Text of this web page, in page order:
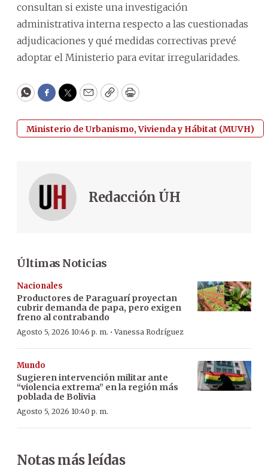
consultan si existe una investigación
administrativa interna respecto a las cuestionadas
adjudicaciones y qué medidas correctivas prevé
adoptar el Ministerio para evitar irregularidades.
WhatsApp
Facebook
Twitter
EmailCopyPrint
Ministerio de Urbanismo, Vivienda y Hábitat (MUVH)
Redacción ÚH
Últimas Noticias
Nacionales
Productores de Paraguarí proyectan
cubrir demanda de papa, pero exigen
freno al contrabando
Agosto 5, 2026 10:46 p. m. ·Vanessa Rodríguez
Mundo
Sugieren intervención militar ante
“violencia extrema” en la región más
poblada de Bolivia
Agosto 5, 2026 10:40 p. m.
Notas más leídas